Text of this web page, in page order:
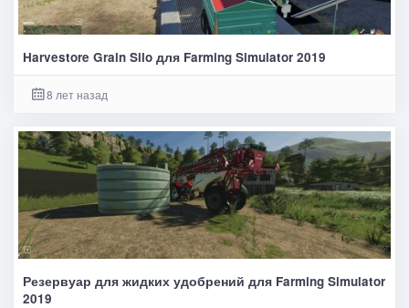
Harvestore Grain Silo для Farming Simulator 2019
8 лет назад
Резервуар для жидких удобрений для Farming Simulator
2019